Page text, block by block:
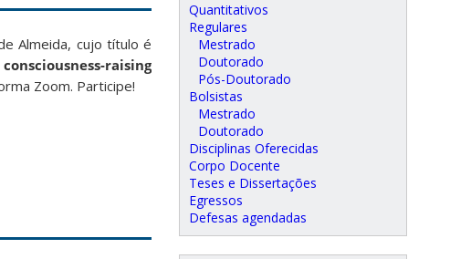
Almeida, cujo título é
raising
Zoom. Participe!
Quantitativos
Regulares
Mestrado
Doutorado
Pós-Doutorado
Bolsistas
Mestrado
Doutorado
Disciplinas Oferecidas
Corpo Docente
Teses e Dissertações
Egressos
Defesas agendadas